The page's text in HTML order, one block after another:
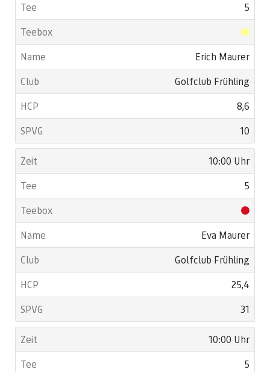
5
Erich Maurer
Golfclub Frühling
8,6
10
10:00 Uhr
5
Eva Maurer
Golfclub Frühling
25,4
31
10:00 Uhr
5